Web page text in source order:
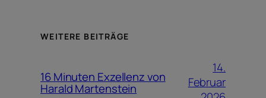
WEITERE BEITRÄGE
16 Minuten Exzellenz von
Harald Martenstein
14.
Februar